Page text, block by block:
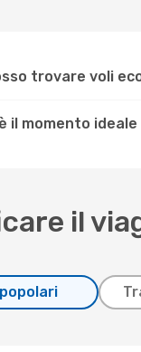
trovare voli
il momento
il